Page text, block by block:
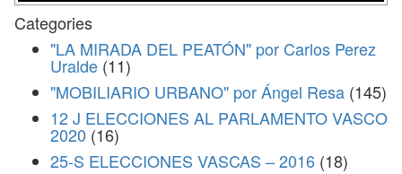
Categories
"LA MIRADA DEL PEATÓN" por Carlos Perez
Uralde (11)
"MOBILIARIO URBANO" por Ángel Resa (145)
12 J ELECCIONES AL PARLAMENTO VASCO
2020 (16)
25-S ELECCIONES VASCAS – 2016 (18)